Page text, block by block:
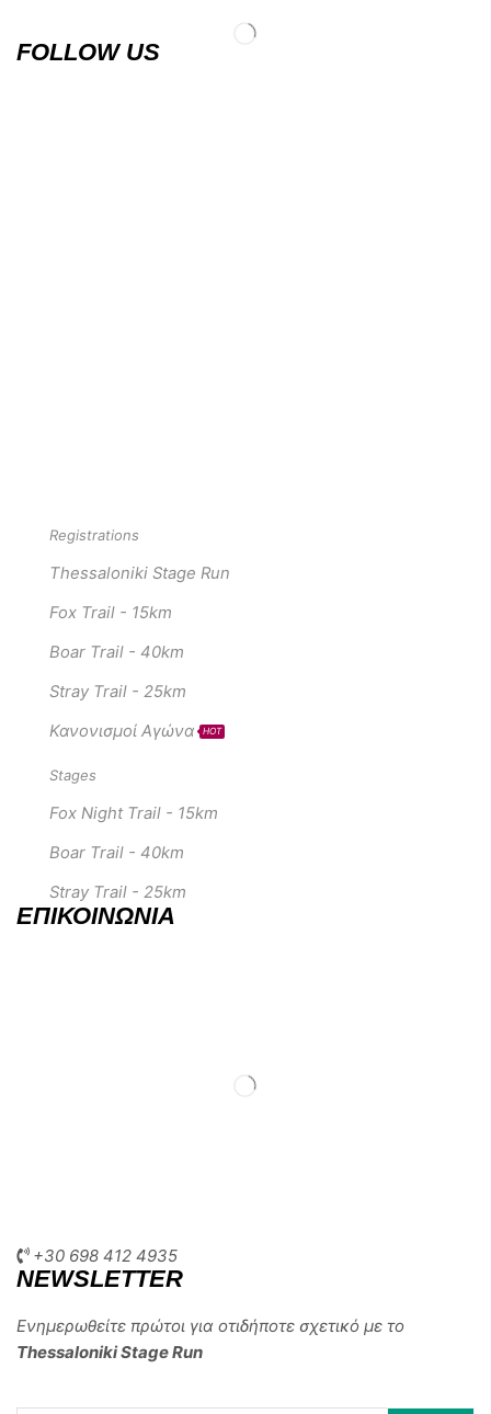
FOLLOW US
Registrations
Thessaloniki Stage Run
Fox Trail - 15km
Boar Trail - 40km
Stray Trail - 25km
Κανονισμοί Αγώνα
HOT
Stages
Fox Night Trail - 15km
Boar Trail - 40km
Stray Trail - 25km
ΕΠΙΚΟΙΝΩΝΊΑ
+30 698 412 4935
NEWSLETTER
Ενημερωθείτε πρώτοι για οτιδήποτε σχετικό με το
Thessaloniki Stage Run